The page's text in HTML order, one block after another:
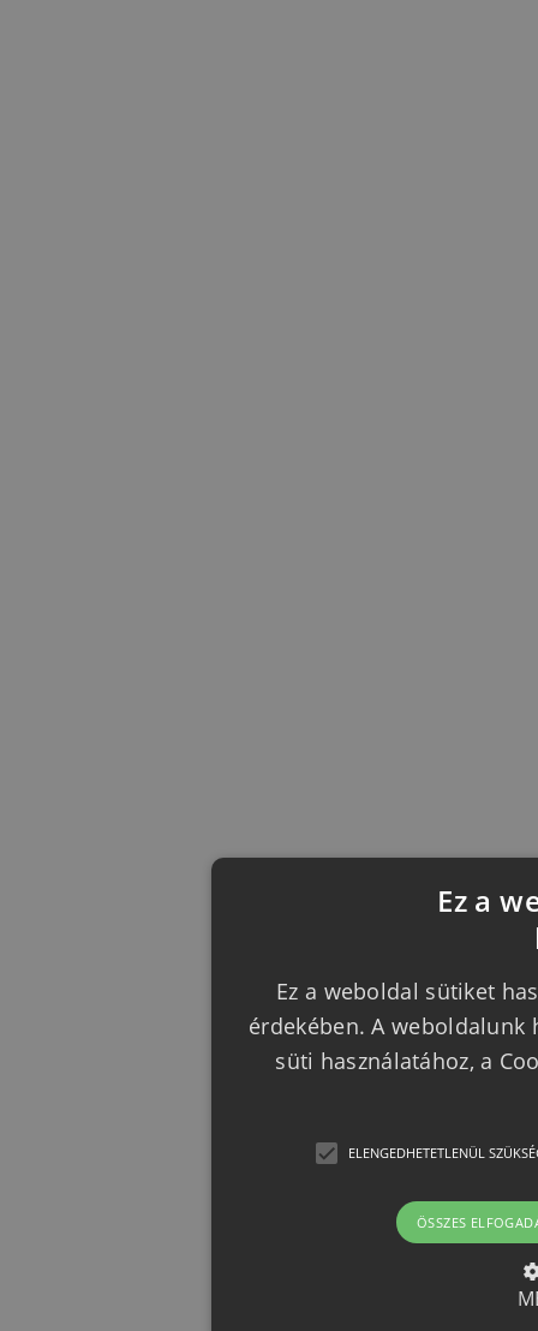
Ez a
Ez a weboldal sütiket
érdekében. A weboldalunk
süti használatához, a
ELENGEDHETETLENÜL
ÖSSZES